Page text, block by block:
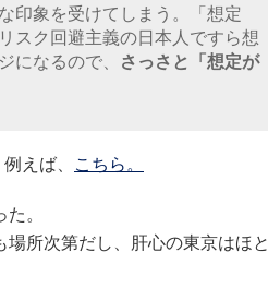
印象を受けてしまう。「想定
スク回避主義の日本人ですら想
になるので、
さっさと「想定が
えば、 こちら。
。
所次第だし、肝心の東京はほと